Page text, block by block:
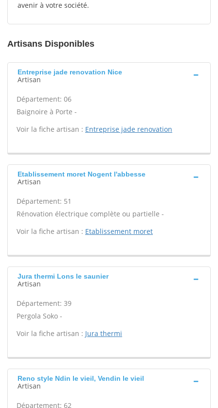
avenir à votre société.
Artisans Disponibles
Entreprise jade renovation Nice
Artisan
Département: 06
Baignoire à Porte -
Voir la fiche artisan : Entreprise jade renovation
Etablissement moret Nogent l'abbesse
Artisan
Département: 51
Rénovation électrique complète ou partielle -
Voir la fiche artisan : Etablissement moret
Jura thermi Lons le saunier
Artisan
Département: 39
Pergola Soko -
Voir la fiche artisan : Jura thermi
Reno style Ndin le vieil, Vendin le vieil
Artisan
Département: 62